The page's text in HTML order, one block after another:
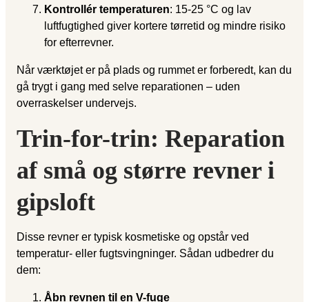
Kontrollér temperaturen: 15-25 °C og lav
luftfugtighed giver kortere tørretid og mindre risiko
for efterrevner.
Når værktøjet er på plads og rummet er forberedt, kan du
gå trygt i gang med selve reparationen – uden
overraskelser undervejs.
Trin-for-trin: Reparation
af små og større revner i
gipsloft
Disse revner er typisk kosmetiske og opstår ved
temperatur- eller fugtsvingninger. Sådan udbedrer du
dem:
Åbn revnen til en V-fuge